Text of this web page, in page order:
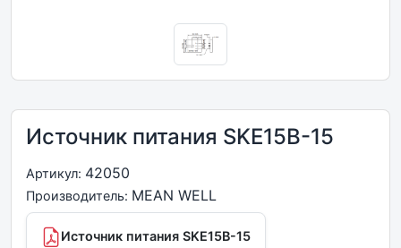
Источник питания SKE15B-15
Артикул: 42050
Производитель: MEAN WELL
Источник питания SKE15B-15